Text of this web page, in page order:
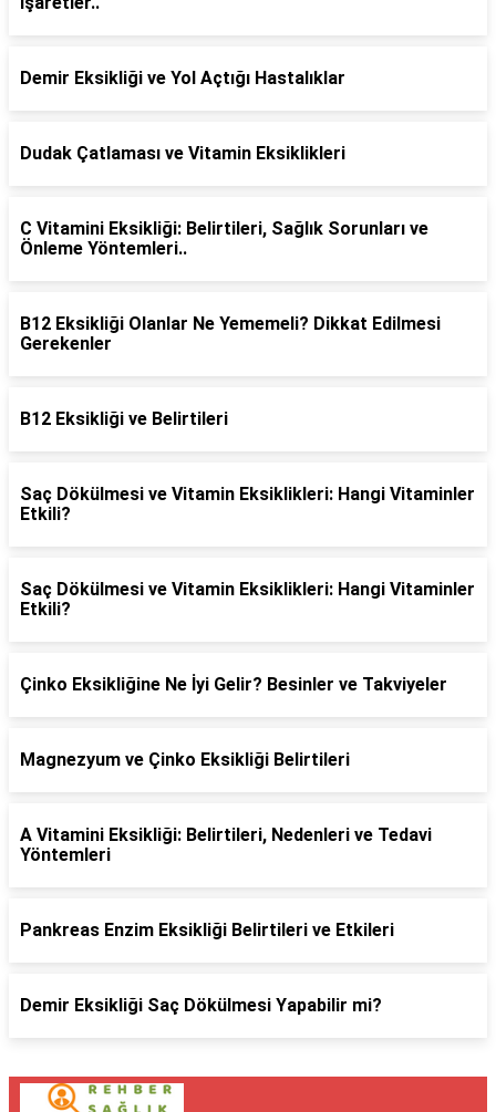
Demir Eksikliği ve Yol Açtığı Hastalıklar
Dudak Çatlaması ve Vitamin Eksiklikleri
C Vitamini Eksikliği: Belirtileri, Sağlık Sorunları ve
Önleme Yöntemleri..
B12 Eksikliği Olanlar Ne Yememeli? Dikkat Edilmesi
Gerekenler
B12 Eksikliği ve Belirtileri
Saç Dökülmesi ve Vitamin Eksiklikleri: Hangi Vitaminler
Etkili?
Saç Dökülmesi ve Vitamin Eksiklikleri: Hangi Vitaminler
Etkili?
Çinko Eksikliğine Ne İyi Gelir? Besinler ve Takviyeler
Magnezyum ve Çinko Eksikliği Belirtileri
A Vitamini Eksikliği: Belirtileri, Nedenleri ve Tedavi
Yöntemleri
Pankreas Enzim Eksikliği Belirtileri ve Etkileri
Demir Eksikliği Saç Dökülmesi Yapabilir mi?